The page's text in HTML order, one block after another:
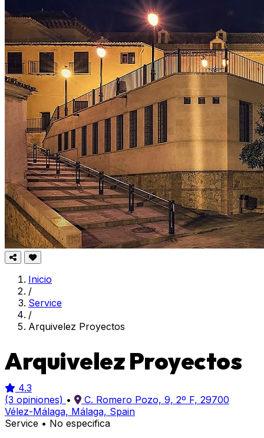
Inicio
/
Service
/
Arquivelez Proyectos
Arquivelez Proyectos
4.3
(3 opiniones) •
C. Romero Pozo, 9, 2º F, 29700
Vélez-Málaga, Málaga, Spain
Service • No especifica